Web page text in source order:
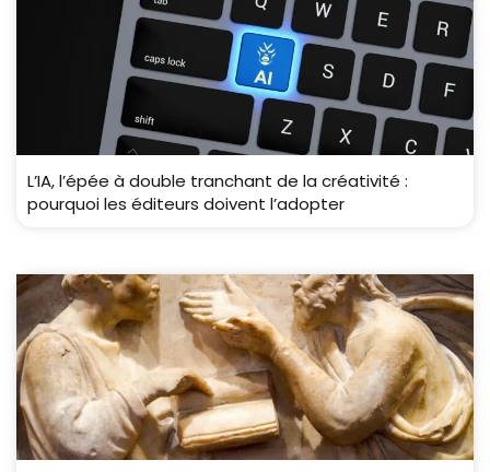
L’IA, l’épée à double tranchant de la créativité :
pourquoi les éditeurs doivent l’adopter